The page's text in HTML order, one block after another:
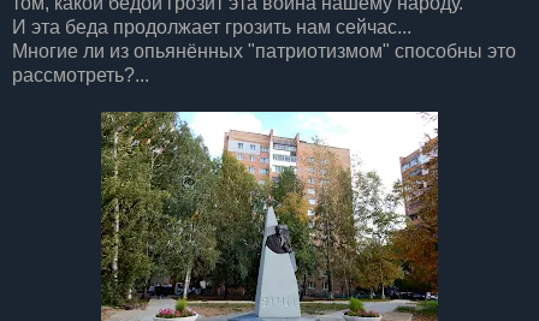
И эта беда продолжает грозить нам сейчас...
Многие ли из опьянённых "патриотизмом" способны это
рассмотреть?...